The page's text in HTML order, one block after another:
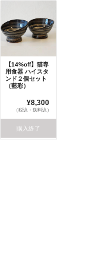
【14%off】猫専
用食器 ハイスタ
ンド２個セット
（藍彩）
¥8,300
（税込・送料込）
購入終了